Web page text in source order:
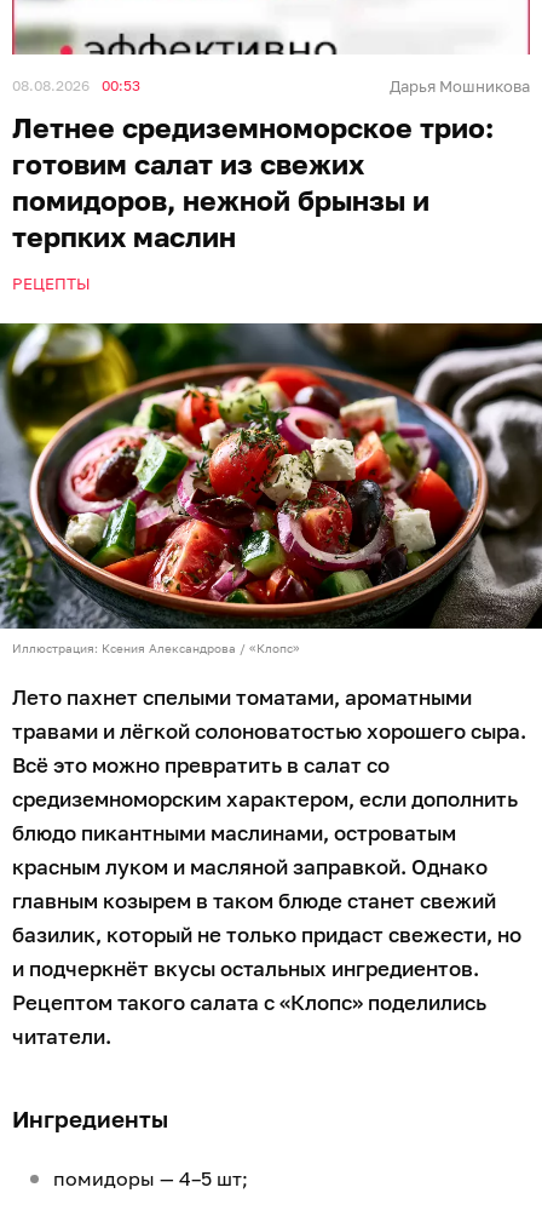
08.08.2026 00:53 Дарья Мошникова
Летнее средиземноморское трио:
готовим салат из свежих
помидоров, нежной брынзы и
терпких маслин
РЕЦЕПТЫ
Иллюстрация: Ксения Александрова / «Клопс»
Лето пахнет спелыми томатами, ароматными
травами и лёгкой солоноватостью хорошего сыра.
Всё это можно превратить в салат со
средиземноморским характером, если дополнить
блюдо пикантными маслинами, островатым
красным луком и масляной заправкой. Однако
главным козырем в таком блюде станет свежий
базилик, который не только придаст свежести, но
и подчеркнёт вкусы остальных ингредиентов.
Рецептом такого салата с «Клопс» поделились
читатели.
Ингредиенты
помидоры — 4–5 шт;